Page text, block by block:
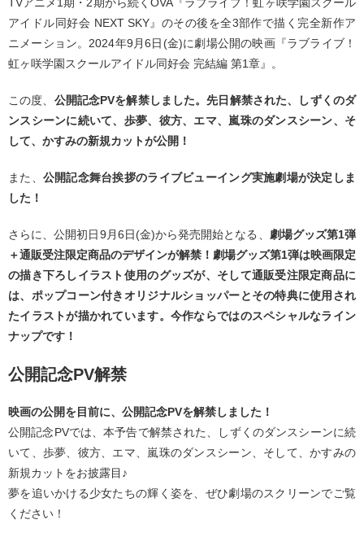
アイドル同好会 NEXT SKY』のその後を全3部作で描く完全新作ア
ニメーション。2024年9月6日(金)に劇場公開の映画『ラブライブ！
虹ヶ咲学園スクールアイドル同好会 完結編 第1章』。
この度、 公開記念PVを解禁しました。先日解禁された、しずくのダ
ンスシーンに続いて、歩夢、彼方、エマ、嵐珠のダンスシーン、そ
して、かすみの新規カットが公開！
また、 公開記念舞台挨拶のライブビューイング実施劇場が決定しま
した！
さらに、公開初日9月6日(金)から発売開始となる、 劇場グッズ第1弾
＋通販受注限定商品のデザインが解禁！劇場グッズ第1弾は映画限定
の描き下ろしイラスト使用のグッズが、そして通販受注限定商品に
は、ポップコーン付きオリジナルショッパーとその特典に使用され
たイラストが描かれています。今作ならではのスペシャルなライン
ナップです！
公開記念PV解禁
映画の公開を目前に、公開記念PVを解禁しました！
公開記念PVでは、本予告で解禁された、しずくのダンスシーンに続
いて、歩夢、彼方、エマ、嵐珠のダンスシーン、そして、かすみの
新規カットをお披露目♪
夢を追いかける少女たちの輝く姿を、ぜひ劇場のスクリーンでご覧
ください！